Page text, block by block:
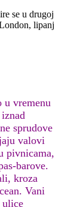
se u drugoj
lipanj
u vremenu
sprudove
valovi
pivnicama,
barove.
kroza
Vani
ulice